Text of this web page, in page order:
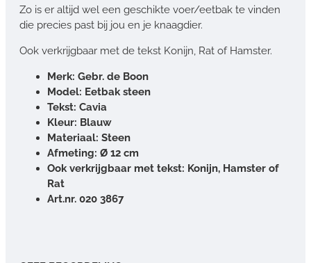
Zo is er altijd wel een geschikte voer/eetbak te vinden
die precies past bij jou en je knaagdier.
Ook verkrijgbaar met de tekst Konijn, Rat of Hamster.
Merk: Gebr. de Boon
Model: Eetbak steen
Tekst: Cavia
Kleur: Blauw
Materiaal: Steen
Afmeting: Ø 12 cm
Ook verkrijgbaar met tekst: Konijn, Hamster of
Rat
Art.nr. 020 3867